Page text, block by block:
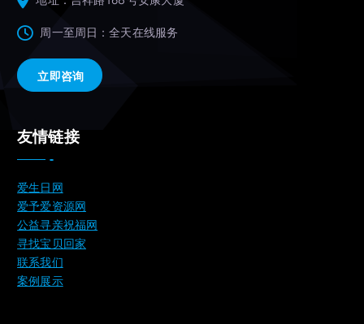
周一至周日：全天在线服务
立即咨询
友情链接
爱生日网
爱予爱资源网
公益寻亲祝福网
寻找宝贝回家
联系我们
案例展示